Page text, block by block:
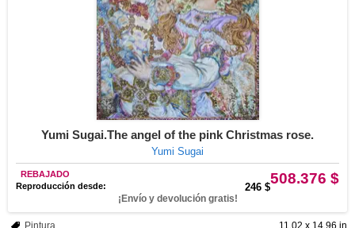
Yumi Sugai.The angel of the pink Christmas rose.
Yumi Sugai
508.376 $
REBAJADO
Reproducción desde:
246 $
¡Envío y devolución gratis!
11.02 x 14.96 in
Pintura